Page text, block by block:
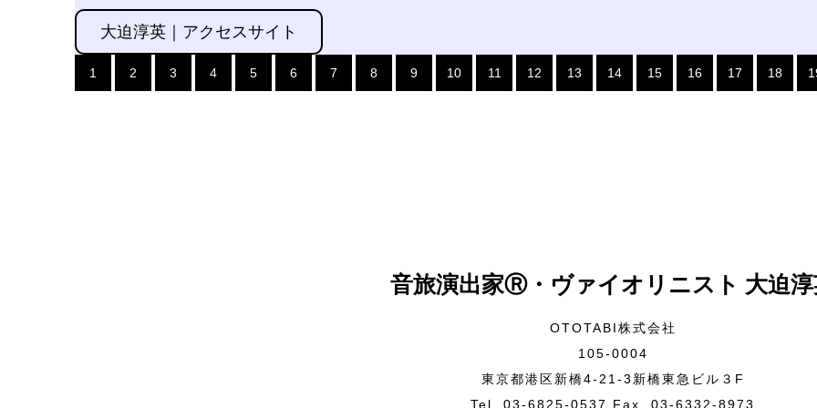
大迫淳英｜アクセスサイト
1 2 3 4 5 6 7 8 9 10 11 12 13 14 15 16 17 18
音旅演出家Ⓡ・ヴァイオリニスト 大迫淳
OTOTABI株式会社
105-0004
東京都港区新橋4-21-3新橋東急ビル３F
Tel. 03-6825-0537 Fax. 03-6332-8973